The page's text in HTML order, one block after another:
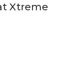
Xtreme